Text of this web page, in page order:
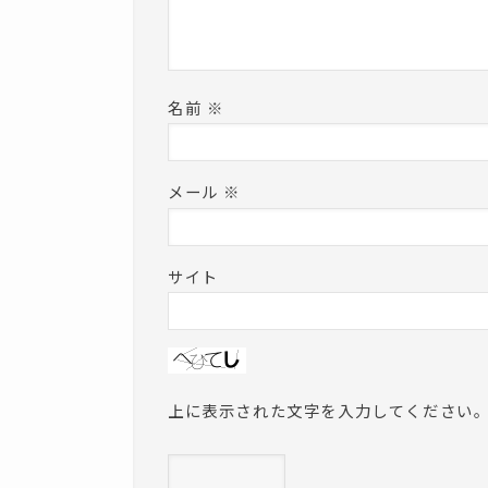
名前 ※
メール ※
サイト
上に表示された文字を入力してください